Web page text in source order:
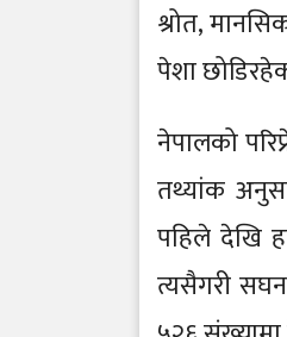
श्रोत,
पेशा
नेपालको
तथ्यांक
पहिले देखि
त्यसैगरी